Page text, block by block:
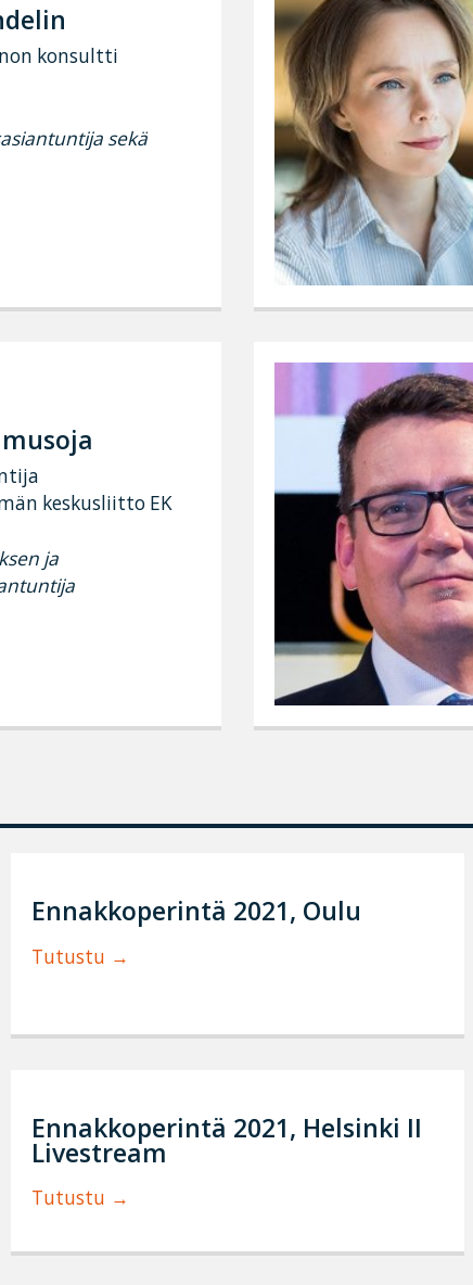
konsultti
sekä
keskusliitto EK
ja
Ennakkoperintä 2021, Oulu
Tutustu
Ennakkoperintä 2021, Helsinki II
Livestream
Tutustu